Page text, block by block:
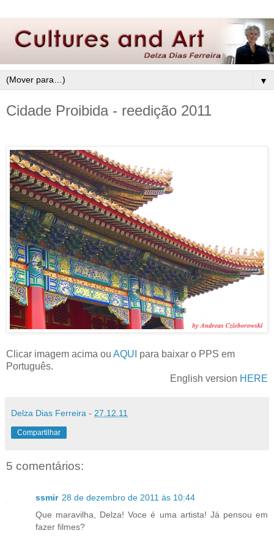
▼
Cidade Proibida - reedição 2011
Clicar imagem acima ou AQUI para baixar o PPS em
Português.
English version HERE
Delza Dias Ferreira - 27.12.11
Compartilhar
5 comentários:
ssmir 28 de dezembro de 2011 às 10:44
Que maravilha, Delza! Voce é uma artista! Já pensou em
fazer filmes?